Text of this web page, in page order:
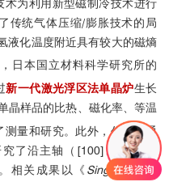
术为利用新型磁制冷技术进行
传统气体压缩/膨胀技术的局
液化温度附近具有较大的磁熵
日本国立材料科学研究所的
新一代激光浮区法单晶炉生长
晶样品的比热、磁化率、等温
量和研究。此外，作者还通
了沿主轴（[100]、[110]和
相关成果以《 Single-Crystal